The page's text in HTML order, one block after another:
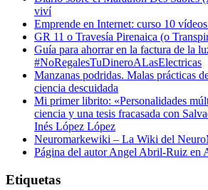
viví
Emprende en Internet: curso 10
GR 11 o Travesía Pirenaica (o
Guía para ahorrar en la factura de la
#NoRegalesTuDineroALasElectricas
Manzanas podridas. Malas prácticas
ciencia descuidada
Mi primer librito: «Personalidades
ciencia y una tesis fracasada con
Inés López López
Neuromarkewiki – La Wiki del
Página del autor Angel Abril-Ruiz en
Etiquetas